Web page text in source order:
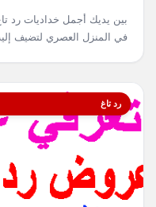
بين يديك أجمل خداديات رد
في المنزل العصري لتضيف
رد تاغ